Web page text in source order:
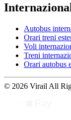
Autobus
Orari treni
Voli
Treni
Orari autobus
© 2026 Virail All